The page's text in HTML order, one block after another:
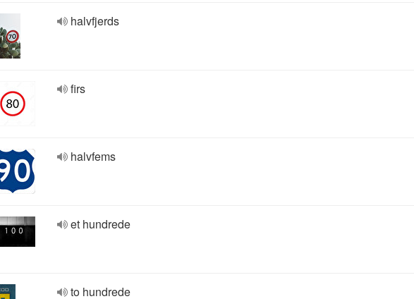
halvfjerds
firs
halvfems
et hundrede
to hundrede